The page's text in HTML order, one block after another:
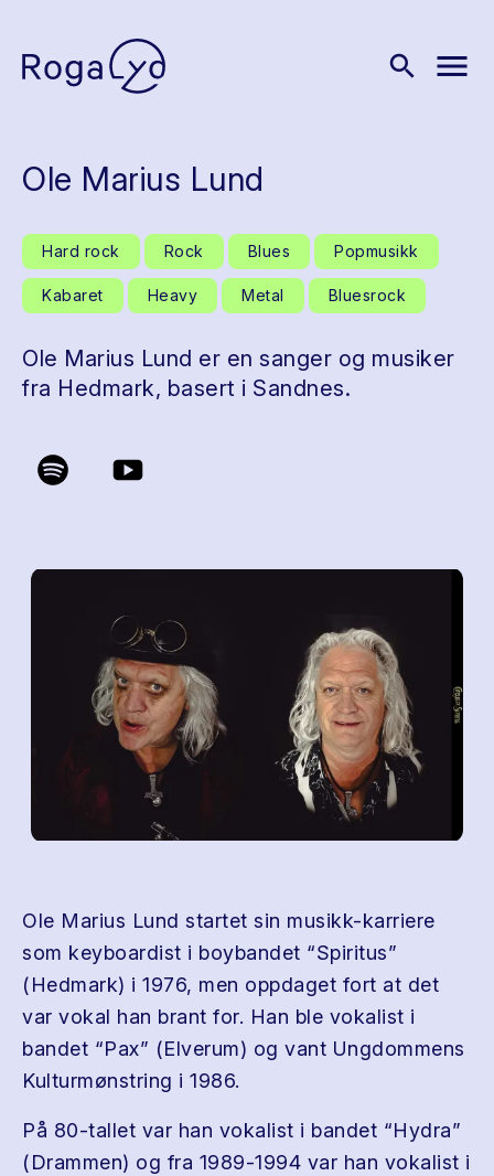
search menu
Ole Marius Lund
Hard rock Rock Blues Popmusikk
Kabaret Heavy Metal Bluesrock
Ole Marius Lund er en sanger og musiker
fra Hedmark, basert i Sandnes.
Ole Marius Lund startet sin musikk-karriere
som keyboardist i boybandet “Spiritus”
(Hedmark) i 1976, men oppdaget fort at det
var vokal han brant for. Han ble vokalist i
bandet “Pax” (Elverum) og vant Ungdommens
Kulturmønstring i 1986.
På 80-tallet var han vokalist i bandet “Hydra”
(Drammen) og fra 1989-1994 var han vokalist i